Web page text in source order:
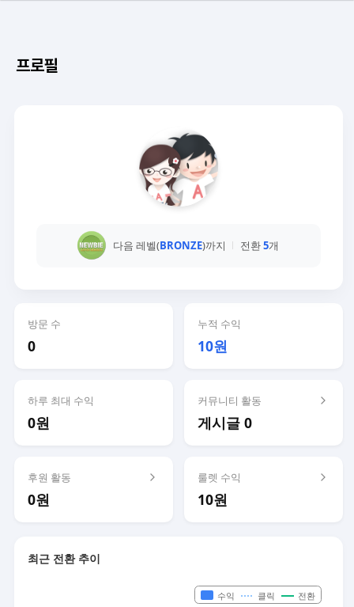
프로필
다음 레벨(BRONZE)까지 전환5개
방문 수
0
누적 수익
10원
하루 최대 수익
0원
커뮤니티 활동
게시글 0
후원 활동
0원
룰렛 수익
10원
최근 전환 추이